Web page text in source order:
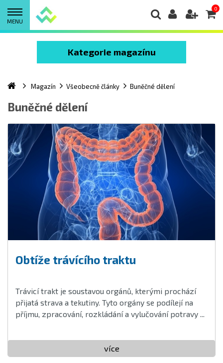
MENU
0
Kategorie magazínu
Magazín Všeobecně články Buněčné dělení
Buněčné dělení
Obtíže trávícího traktu
Trávicí trakt je soustavou orgánů, kterými prochází
přijatá strava a tekutiny. Tyto orgány se podílejí na
příjmu, zpracování, rozkládání a vylučování potravy ...
více